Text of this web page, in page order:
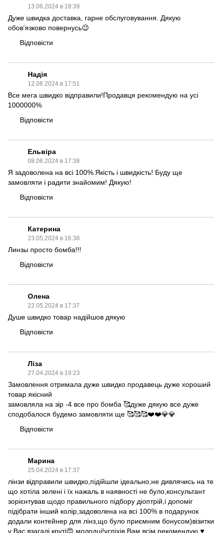
13.06.2024 в 18:39
Дуже швидка доставка, гарне обслуговування. Дякую
обовʼязково повернусь😉
Відповісти
Надія
12.06.2024 в 17:51
Все мега швидко відправили!Продавця рекомендую на усі
1000000%
Відповісти
Ельвіра
08.06.2024 в 17:38
Я задоволена на всі 100%.Якість і швидкість! Буду ще
замовляти і радити знайомим! Дякую!
Відповісти
Катерина
23.05.2024 в 16:38
Линзы просто бомба!!!
Відповісти
Олена
22.05.2024 в 17:37
Душе швидко товар надійшов дякую
Відповісти
Ліза
27.04.2024 в 19:23
Замовлення отримала дуже швидко продавець дуже хороший
товар якісний
замовляла на зір -4 все про бомба 🥰дуже дякую все дуже
сподобалося будемо замовляти ще 🥰🥰🥰❤️❤️💎💎
Відповісти
Марина
25.04.2024 в 17:37
лінзи відправили швидко,підійшли ідеально,не дивлячись на те
що хотіла зелені і їх нажаль в наявності не було,консультант
зорієнтував щодо правильного підбору діоптрій,і допоміг
підібрати інший колір,задоволена на всі 100% в подарунок
додали контейнер для лінз,що було приємним бонусом)візитки
у Вас взагалі круті😍 молодці!успіхів Вам,всім рекомендую ♥️